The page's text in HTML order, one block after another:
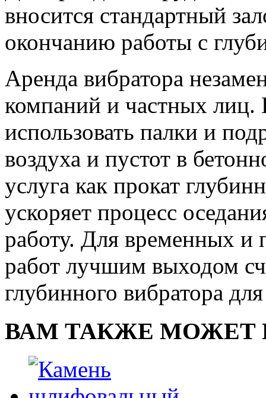
вносится стандартный
окончанию работы с
Аренда вибратора
компаний и частных лиц.
использовать палки и
воздуха и пустот в
услуга как прокат
ускоряет процесс
работу. Для временных и
работ лучшим выходом
глубинного вибратора
ВАМ ТАКЖЕ МОЖЕТ